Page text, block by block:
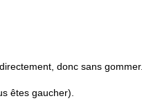
donc sans gommer.
êtes gaucher).